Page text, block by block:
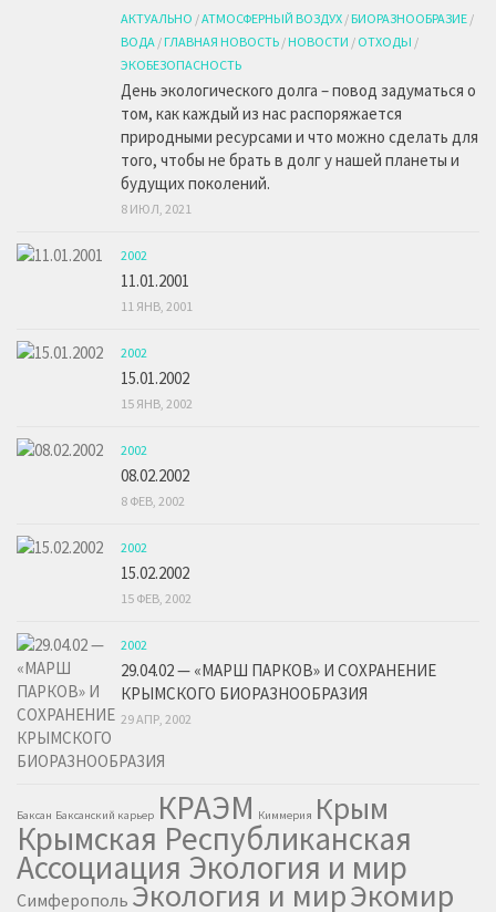
АКТУАЛЬНО /АТМОСФЕРНЫЙ ВОЗДУХ /БИОРАЗНООБРАЗИЕ /
ВОДА /ГЛАВНАЯ НОВОСТЬ /НОВОСТИ / ОТХОДЫ /
ЭКОБЕЗОПАСНОСТЬ
День экологического долга – повод задуматься о
том, как каждый из нас распоряжается
природными ресурсами и что можно сделать для
того, чтобы не брать в долг у нашей планеты и
будущих поколений.
8 ИЮЛ, 2021
2002
11.01.2001
11 ЯНВ, 2001
2002
15.01.2002
15 ЯНВ, 2002
2002
08.02.2002
8 ФЕВ, 2002
2002
15.02.2002
15 ФЕВ, 2002
2002
29.04.02 — «МАРШ ПАРКОВ» И СОХРАНЕНИЕ
КРЫМСКОГО БИОРАЗНООБРАЗИЯ
29 АПР, 2002
Баксан Баксанский карьер КРАЭМ Киммерия Крым
Крымская Республиканская
Ассоциация Экология и мир
Симферополь Экология и мирЭкомир